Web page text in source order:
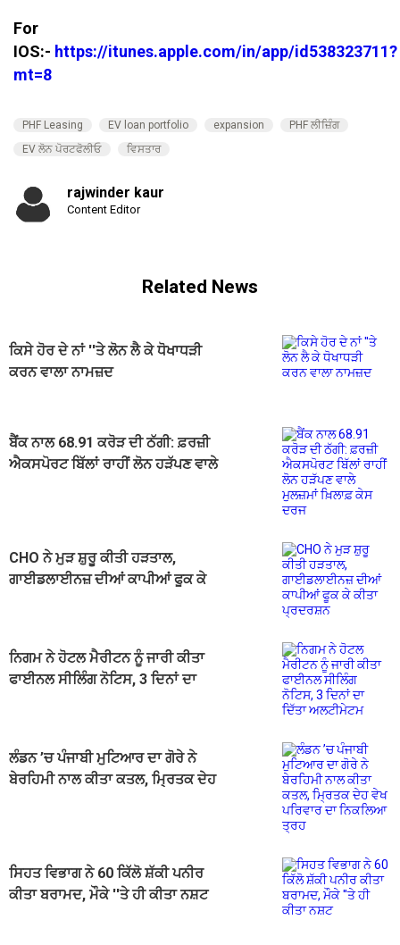
For
IOS:- https://itunes.apple.com/in/app/id538323711?
mt=8
PHF Leasing EV loan portfolio expansion
PHF ਲੀਜ਼ਿੰਗ
EV ਲੋਨ ਪੋਰਟਫੋਲੀਓ
ਵਿਸਤਾਰ
rajwinder kaur
Content Editor
Related News
ਕਿਸੇ ਹੋਰ ਦੇ ਨਾਂ ''ਤੇ ਲੋਨ ਲੈ ਕੇ ਧੋਖਾਧੜੀ
ਕਰਨ ਵਾਲਾ ਨਾਮਜ਼ਦ
ਬੈਂਕ ਨਾਲ 68.91 ਕਰੋੜ ਦੀ ਠੱਗੀ: ਫ਼ਰਜ਼ੀ
ਐਕਸਪੋਰਟ ਬਿੱਲਾਂ ਰਾਹੀਂ ਲੋਨ ਹੜੱਪਣ ਵਾਲੇ
CHO ਨੇ ਮੁੜ ਸ਼ੁਰੂ ਕੀਤੀ ਹੜਤਾਲ,
ਗਾਈਡਲਾਈਨਜ਼ ਦੀਆਂ ਕਾਪੀਆਂ ਫੂਕ ਕੇ
ਨਿਗਮ ਨੇ ਹੋਟਲ ਮੈਰੀਟਨ ਨੂੰ ਜਾਰੀ ਕੀਤਾ
ਫਾਈਨਲ ਸੀਲਿੰਗ ਨੋਟਿਸ, 3 ਦਿਨਾਂ ਦਾ
ਲੰਡਨ ’ਚ ਪੰਜਾਬੀ ਮੁਟਿਆਰ ਦਾ ਗੋਰੇ ਨੇ
ਬੇਰਹਿਮੀ ਨਾਲ ਕੀਤਾ ਕਤਲ, ਮ੍ਰਿਤਕ ਦੇਹ
ਸਿਹਤ ਵਿਭਾਗ ਨੇ 60 ਕਿੱਲੋ ਸ਼ੱਕੀ ਪਨੀਰ
ਕੀਤਾ ਬਰਾਮਦ, ਮੌਕੇ ''ਤੇ ਹੀ ਕੀਤਾ ਨਸ਼ਟ